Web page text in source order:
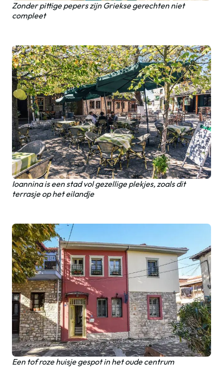
Zonder pittige pepers zijn Griekse gerechten niet
compleet
Ioannina is een stad vol gezellige plekjes, zoals dit
terrasje op het eilandje
Een tof roze huisje gespot in het oude centrum